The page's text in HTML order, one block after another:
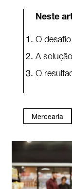
Neste
O desafio
A solução
O
Mercearia